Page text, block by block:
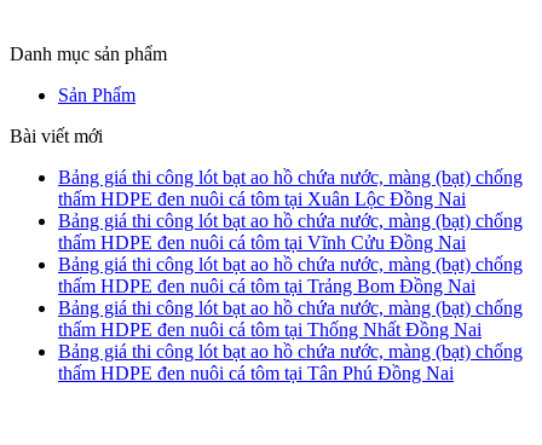
Danh mục sản phẩm
Sản Phẩm
Bài viết mới
Bảng giá thi công lót bạt ao hồ chứa nước, màng (bạt) chống
thấm HDPE đen nuôi cá tôm tại Xuân Lộc Đồng Nai
Bảng giá thi công lót bạt ao hồ chứa nước, màng (bạt) chống
thấm HDPE đen nuôi cá tôm tại Vĩnh Cửu Đồng Nai
Bảng giá thi công lót bạt ao hồ chứa nước, màng (bạt) chống
thấm HDPE đen nuôi cá tôm tại Trảng Bom Đồng Nai
Bảng giá thi công lót bạt ao hồ chứa nước, màng (bạt) chống
thấm HDPE đen nuôi cá tôm tại Thống Nhất Đồng Nai
Bảng giá thi công lót bạt ao hồ chứa nước, màng (bạt) chống
thấm HDPE đen nuôi cá tôm tại Tân Phú Đồng Nai